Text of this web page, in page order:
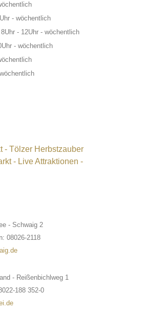
- wöchentlich
- 12Uhr - wöchentlich
- wöchentlich
wöchentlich
- Tölzer Herbstzauber
- Live Attraktionen -
- Schwaig 2
08026-2118
- Reißenbichlweg 1
188 352-0